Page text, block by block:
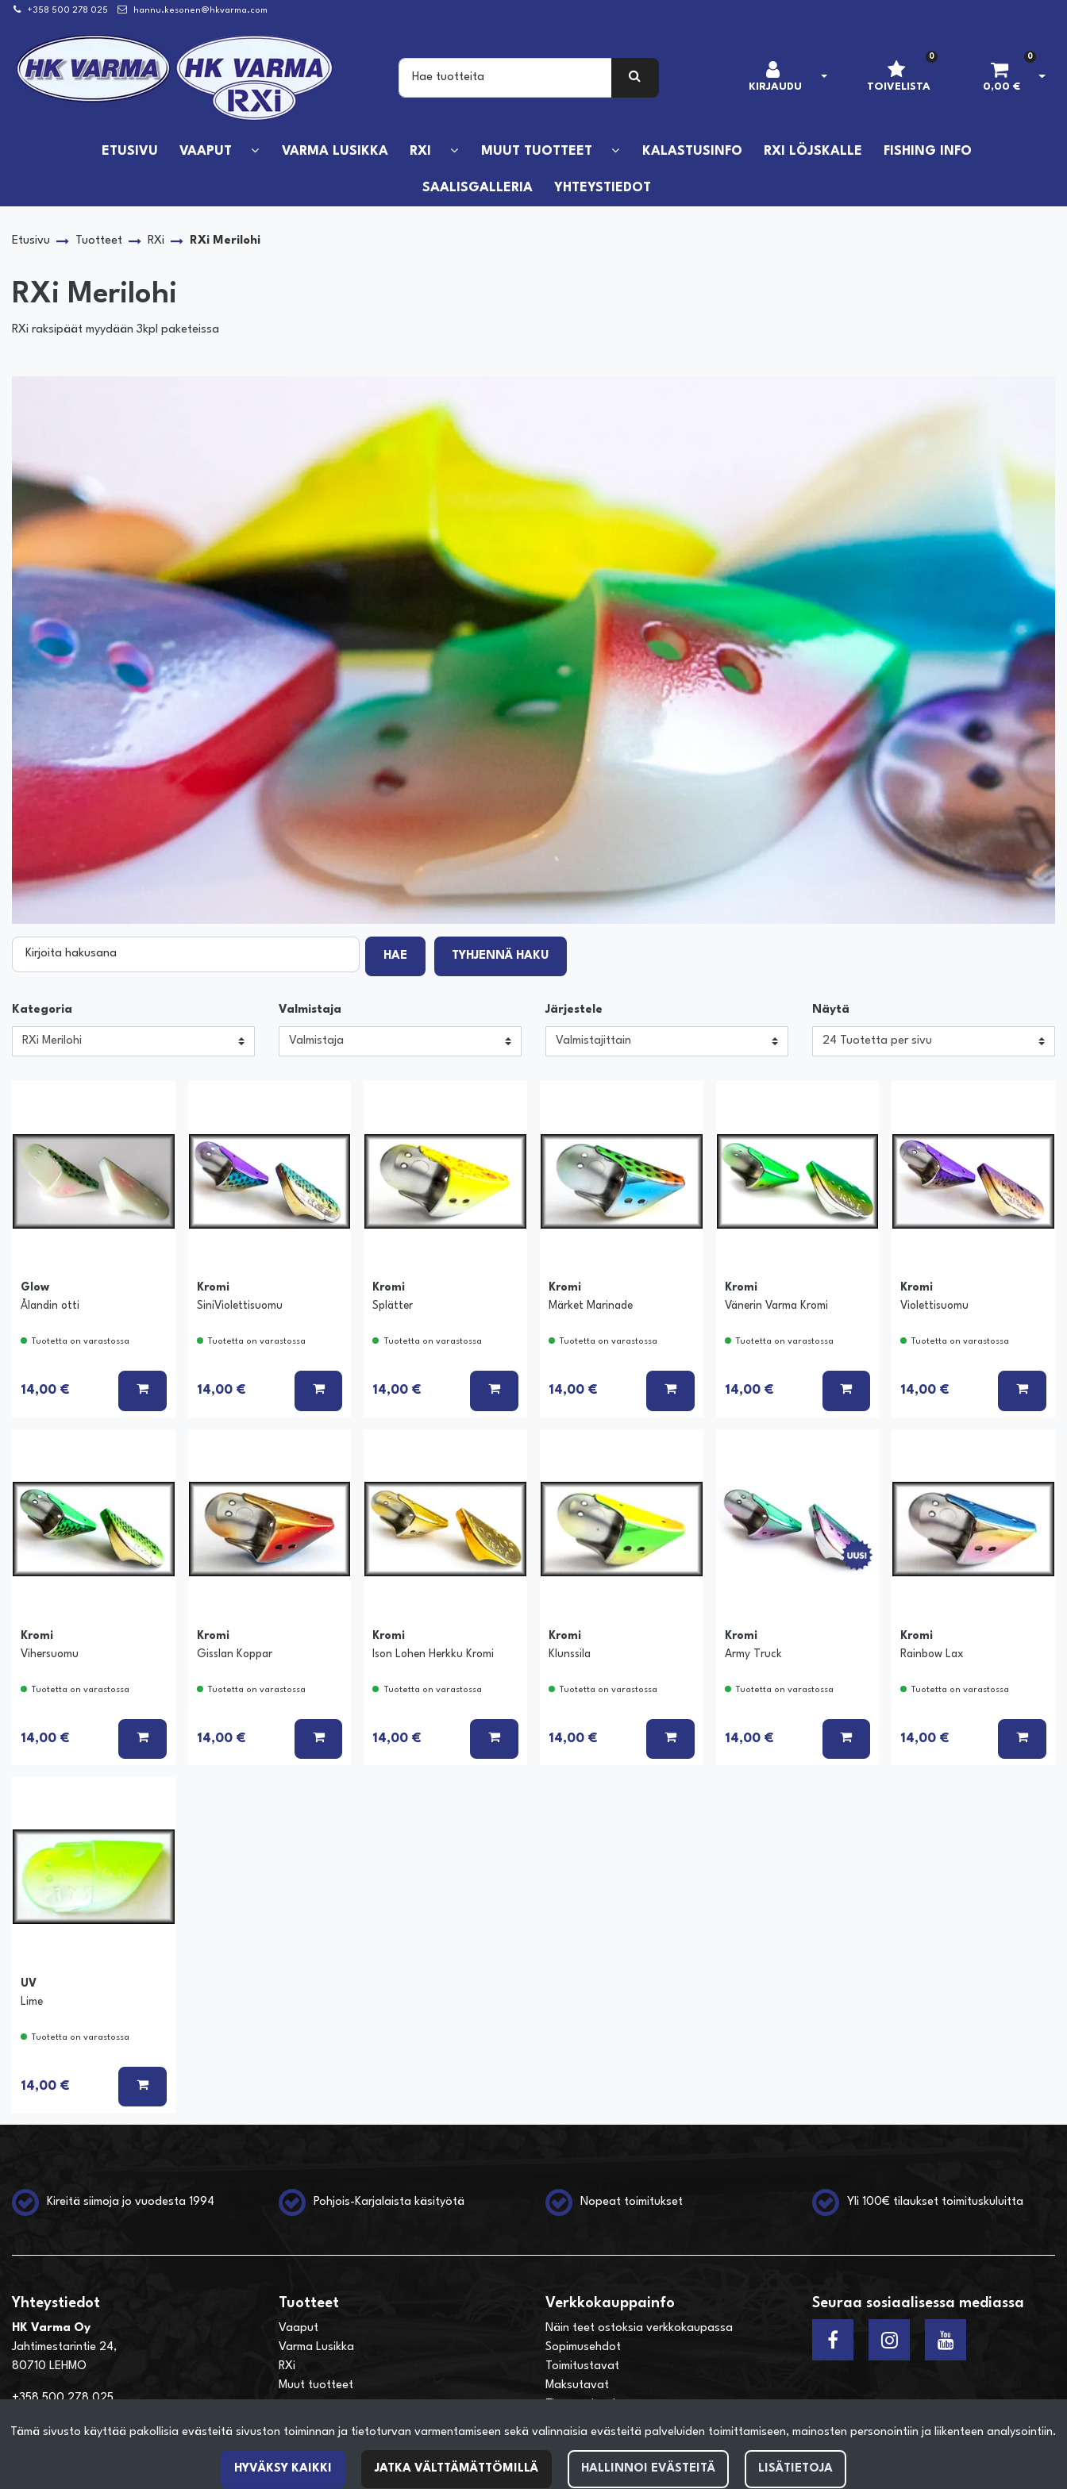
Tämä sivusto käyttää pakollisia evästeitä sivuston toiminnan ja tietoturvan varmentamiseen sekä valinnaisia evästeitä palveluiden toimittamiseen, mainosten personointiin ja liikenteen analysointiin.
HYVÄKSY KAIKKI JATKA VÄLTTÄMÄTTÖMILLÄ HALLINNOI EVÄSTEITÄ LISÄTIETOJA
Siirry pääsisältöön
+358 500 278 025 hannu.kesonen@hkvarma.com
KIRJAUDU
AVAA KIRJAUTUMINEN
TOIVELISTA
0 0
0,00 €
ETUSIVU VAAPUT VARMA LUSIKKA RXI MUUT TUOTTEET KALASTUSINFO RXI LÖJSKALLE FISHING INFO
SAALISGALLERIA YHTEYSTIEDOT
Etusivu Tuotteet RXi RXi Merilohi
RXi Merilohi
RXi raksipäät myydään 3kpl paketeissa
HAE
TYHJENNÄ HAKU
Kategoria Valmistaja Järjestele Näytä
Glow
Ålandin otti
Tuotetta on varastossa
14,00 € LISÄÄ KORIIN
Kromi
SiniViolettisuomu
Tuotetta on varastossa
14,00 € LISÄÄ KORIIN
Kromi
Splätter
Tuotetta on varastossa
14,00 € LISÄÄ KORIIN
Kromi
Märket Marinade
Tuotetta on varastossa
14,00 € LISÄÄ KORIIN
Kromi
Vänerin Varma Kromi
Tuotetta on varastossa
14,00 € LISÄÄ KORIIN
Kromi
Violettisuomu
Tuotetta on varastossa
14,00 € LISÄÄ
Kromi
Vihersuomu
Tuotetta on varastossa
14,00 € LISÄÄ KORIIN
Kromi
Gisslan Koppar
Tuotetta on varastossa
14,00 € LISÄÄ KORIIN
Kromi
Ison Lohen Herkku Kromi
Tuotetta on varastossa
14,00 € LISÄÄ KORIIN
Kromi
Klunssila
Tuotetta on varastossa
14,00 € LISÄÄ KORIIN
Kromi
Army Truck
Tuotetta on varastossa
14,00 € LISÄÄ KORIIN
Kromi
Rainbow Lax
Tuotetta on varastossa
14,00 € LISÄÄ
UV
Lime
Tuotetta on varastossa
14,00 € LISÄÄ KORIIN
Kireitä siimoja jo vuodesta 1994 Pohjois-Karjalaista käsityötä Nopeat toimitukset Yli 100€ tilaukset toimituskuluitta
Yhteystiedot
HK Varma Oy
Jahtimestarintie 24,
80710 LEHMO
+358 500 278 025
Tuotteet
Vaaput
Varma Lusikka
RXi
Muut tuotteet
Verkkokauppainfo
Näin teet ostoksia verkkokaupassa
Sopimusehdot
Toimitustavat
Maksutavat
Seuraa sosiaalisessa mediassa